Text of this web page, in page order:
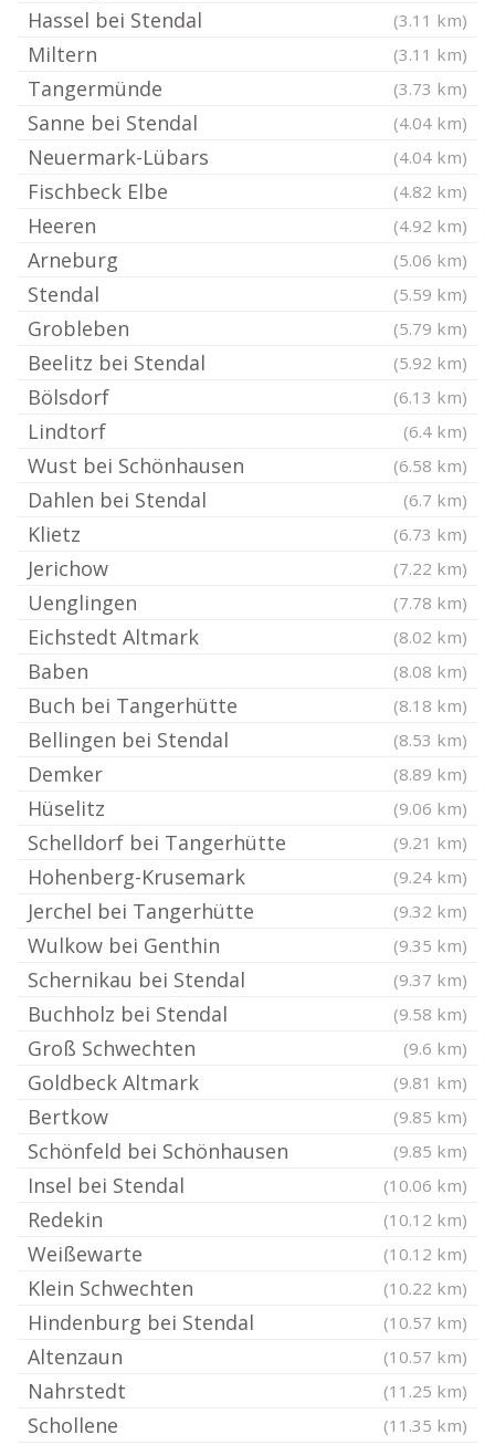
Hassel bei Stendal (3.11 km)
Miltern (3.11 km)
Tangermünde (3.73 km)
Sanne bei Stendal (4.04 km)
Neuermark-Lübars (4.04 km)
Fischbeck Elbe (4.82 km)
Heeren (4.92 km)
Arneburg (5.06 km)
Stendal (5.59 km)
Grobleben (5.79 km)
Beelitz bei Stendal (5.92 km)
Bölsdorf (6.13 km)
Lindtorf (6.4 km)
Wust bei Schönhausen (6.58 km)
Dahlen bei Stendal (6.7 km)
Klietz (6.73 km)
Jerichow (7.22 km)
Uenglingen (7.78 km)
Eichstedt Altmark (8.02 km)
Baben (8.08 km)
Buch bei Tangerhütte (8.18 km)
Bellingen bei Stendal (8.53 km)
Demker (8.89 km)
Hüselitz (9.06 km)
Schelldorf bei Tangerhütte (9.21 km)
Hohenberg-Krusemark (9.24 km)
Jerchel bei Tangerhütte (9.32 km)
Wulkow bei Genthin (9.35 km)
Schernikau bei Stendal (9.37 km)
Buchholz bei Stendal (9.58 km)
Groß Schwechten (9.6 km)
Goldbeck Altmark (9.81 km)
Bertkow (9.85 km)
Schönfeld bei Schönhausen (9.85 km)
Insel bei Stendal (10.06 km)
Redekin (10.12 km)
Weißewarte (10.12 km)
Klein Schwechten (10.22 km)
Hindenburg bei Stendal (10.57 km)
Altenzaun (10.57 km)
Nahrstedt (11.25 km)
Schollene (11.35 km)